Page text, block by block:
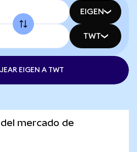
EIGEN
TWT
EIGEN A TWT
mercado de